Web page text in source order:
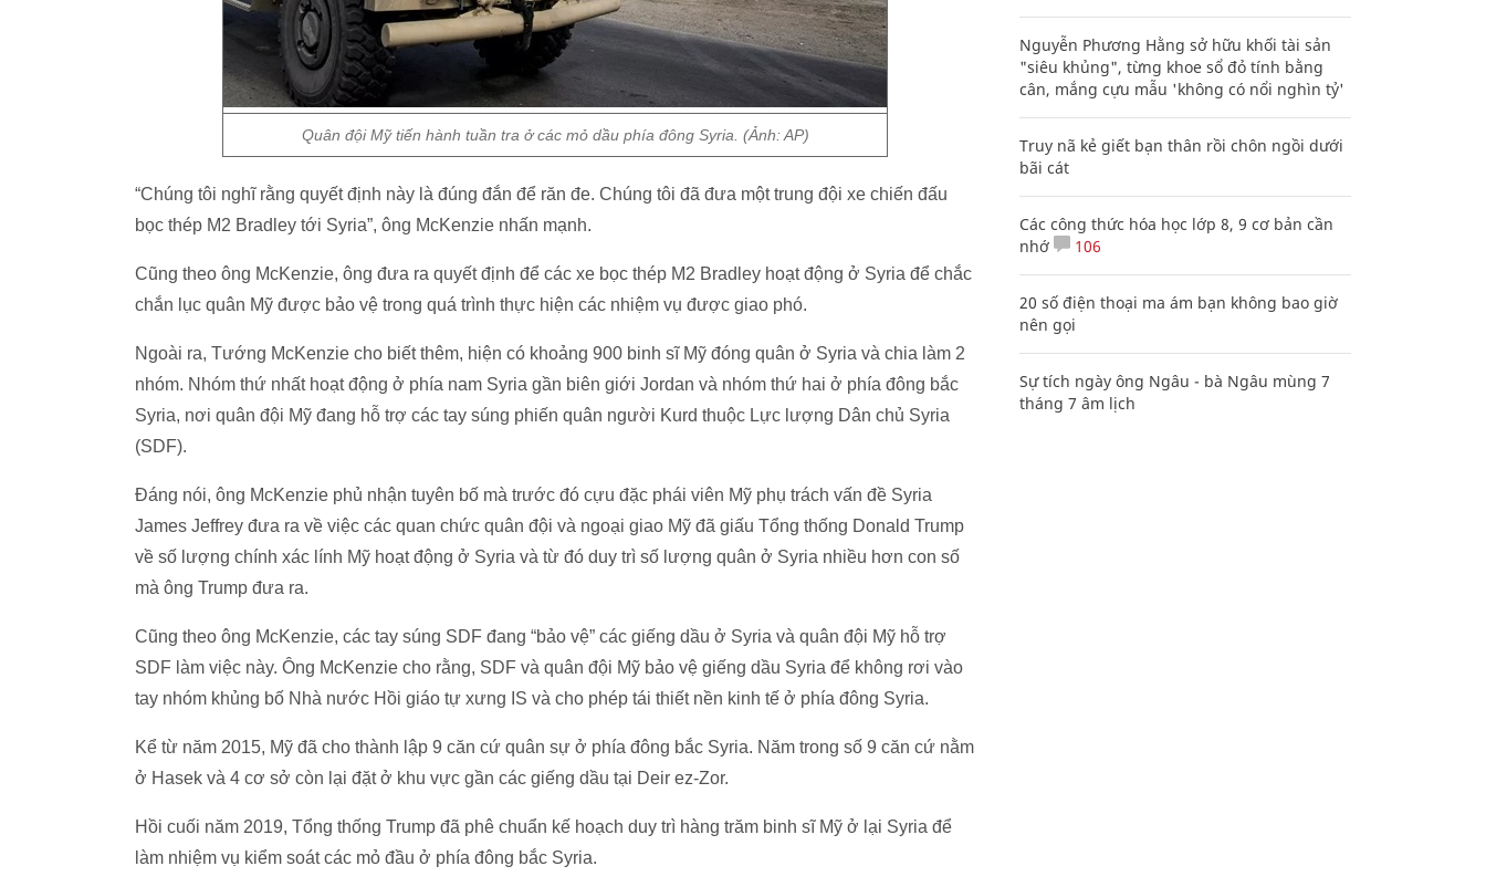
Quân đội Mỹ tiến hành tuần tra ở các mỏ dầu phía đông Syria. (Ảnh: AP)
“Chúng tôi nghĩ rằng quyết định này là đúng đắn để răn đe. Chúng tôi đã đưa một trung đội xe chiến đấu
bọc thép M2 Bradley tới Syria”, ông McKenzie nhấn mạnh.
Cũng theo ông McKenzie, ông đưa ra quyết định để các xe bọc thép M2 Bradley hoạt động ở Syria để chắc
chắn lục quân Mỹ được bảo vệ trong quá trình thực hiện các nhiệm vụ được giao phó.
Ngoài ra, Tướng McKenzie cho biết thêm, hiện có khoảng 900 binh sĩ Mỹ đóng quân ở Syria và chia làm 2
nhóm. Nhóm thứ nhất hoạt động ở phía nam Syria gần biên giới Jordan và nhóm thứ hai ở phía đông bắc
Syria, nơi quân đội Mỹ đang hỗ trợ các tay súng phiến quân người Kurd thuộc Lực lượng Dân chủ Syria
(SDF).
Đáng nói, ông McKenzie phủ nhận tuyên bố mà trước đó cựu đặc phái viên Mỹ phụ trách vấn đề Syria
James Jeffrey đưa ra về việc các quan chức quân đội và ngoại giao Mỹ đã giấu Tổng thống Donald Trump
về số lượng chính xác lính Mỹ hoạt động ở Syria và từ đó duy trì số lượng quân ở Syria nhiều hơn con số
mà ông Trump đưa ra.
Cũng theo ông McKenzie, các tay súng SDF đang “bảo vệ” các giếng dầu ở Syria và quân đội Mỹ hỗ trợ
SDF làm việc này. Ông McKenzie cho rằng, SDF và quân đội Mỹ bảo vệ giếng dầu Syria để không rơi vào
tay nhóm khủng bố Nhà nước Hồi giáo tự xưng IS và cho phép tái thiết nền kinh tế ở phía đông Syria.
Kể từ năm 2015, Mỹ đã cho thành lập 9 căn cứ quân sự ở phía đông bắc Syria. Năm trong số 9 căn cứ nằm
ở Hasek và 4 cơ sở còn lại đặt ở khu vực gần các giếng dầu tại Deir ez-Zor.
Hồi cuối năm 2019, Tổng thống Trump đã phê chuẩn kế hoạch duy trì hàng trăm binh sĩ Mỹ ở lại Syria để
làm nhiệm vụ kiểm soát các mỏ đầu ở phía đông bắc Syria.
Nguyễn Phương Hằng sở hữu khối tài sản
"siêu khủng", từng khoe sổ đỏ tính bằng
cân, mắng cựu mẫu 'không có nổi nghìn tỷ'
Truy nã kẻ giết bạn thân rồi chôn ngồi dưới
bãi cát
Các công thức hóa học lớp 8, 9 cơ bản cần
nhớ
106
20 số điện thoại ma ám bạn không bao giờ
nên gọi
Sự tích ngày ông Ngâu - bà Ngâu mùng 7
tháng 7 âm lịch